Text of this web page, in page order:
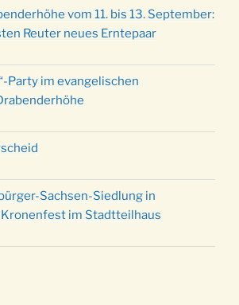
um 15:00 Uhr
in der FeG um 16 Uhr
in der Kirche um
in der Kirche um
mit der ev. Jugend in der Kirche
Uhr
zu Silvester in der Kirche um
vom 11. bis 13. September:
Reuter neues Erntepaar
Party im evangelischen
Sachsen-Siedlung in
im Stadtteilhaus